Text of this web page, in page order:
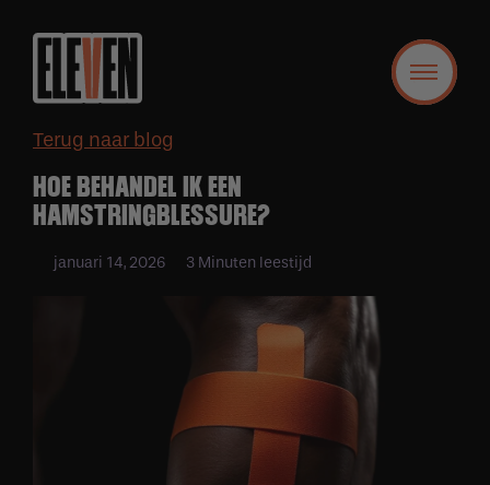
Terug naar blog
HOE BEHANDEL IK EEN
HAMSTRINGBLESSURE?
januari 14, 2026 3 Minuten leestijd